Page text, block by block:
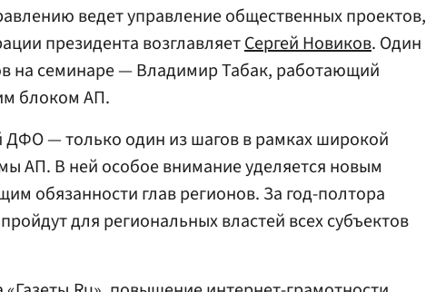
ведет управление общественных проектов,
президента возглавляетСергей Новиков. Один
на семинаре — Владимир Табак, работающий
блоком АП.
ДФО — только один из шагов в рамках широкой
АП. В ней особое внимание уделяется новым
обязанности глав регионов. За год-полтора
для региональных властей всех субъектов